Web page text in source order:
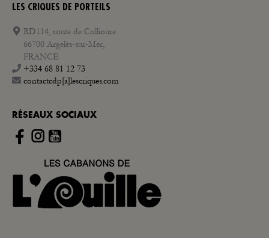
LES CRIQUES DE PORTEILS
RD114, route de Collioure
66700 Argelès-sur-Mer,
FRANCE
+334 68 81 12 73
contactcdp[a]lescriques.com
RÉSEAUX SOCIAUX
Instagram